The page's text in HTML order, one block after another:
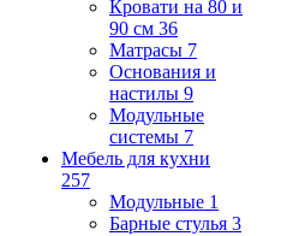
Кровати на 80 и
90 см 36
Матрасы 7
Основания и
настилы 9
Модульные
системы 7
Мебель для кухни
257
Модульные 1
Барные стулья 3